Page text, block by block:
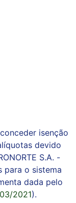
isenção
devido
S.A. -
para o sistema
dada pelo
2021).